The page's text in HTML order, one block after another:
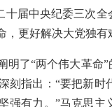
十届中央纪委三次
，更好解决大党独有
了“两个伟大革命”
刻指出：“要把新
强有力。”马克思